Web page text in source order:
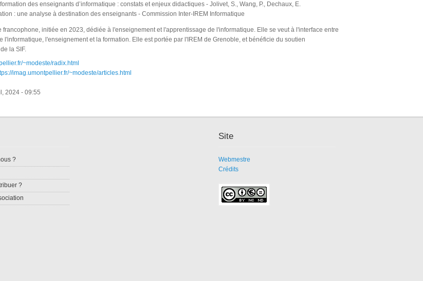
des enseignants d’informatique : constats et enjeux didactiques - Jolivet, S., Wang, P., Dechaux, E.
: une analyse à destination des enseignants - Commission Inter-IREM Informatique
francophone, initiée en 2023, dédiée à l'enseignement et l'apprentissage de l'informatique. Elle se veut à l'interface entre
l'informatique, l'enseignement et la formation. Elle est portée par l'IREM de Grenoble, et bénéficie du soutien
la SIF.
~modeste/radix.html
imag.umontpellier.fr/~modeste/articles.html
2024 - 09:55
?
?
Site
Webmestre
Crédits